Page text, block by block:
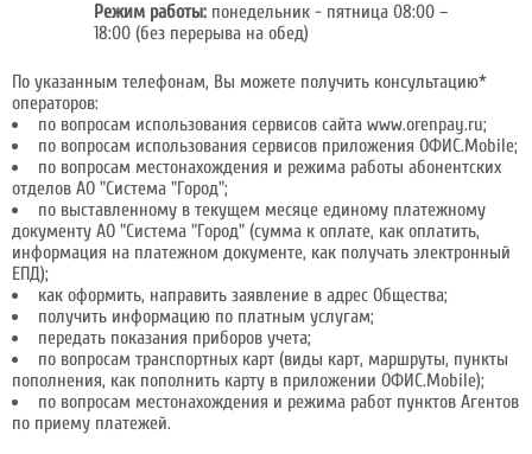
Режим работы: понедельник - пятница 08:00 –
18:00 (без перерыва на обед)
По указанным телефонам, Вы можете получить консультацию*
операторов:
по вопросам использования сервисов сайта www.orenpay.ru;
по вопросам использования сервисов приложения ОФИС.Mobile;
по вопросам местонахождения и режима работы абонентских
отделов АО "Система "Город";
по выставленному в текущем месяце единому платежному
документу АО "Система "Город" (сумма к оплате, как оплатить,
информация на платежном документе, как получать электронный
ЕПД);
как оформить, направить заявление в адрес Общества;
получить информацию по платным услугам;
передать показания приборов учета;
по вопросам транспортных карт (виды карт, маршруты, пункты
пополнения, как пополнить карту в приложении ОФИС.Mobile);
по вопросам местонахождения и режима работ пунктов Агентов
по приему платежей.